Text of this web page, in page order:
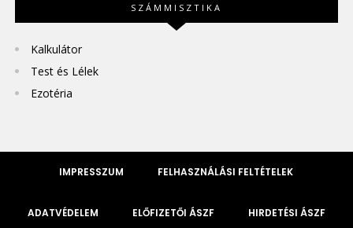
SZÁMMISZTIKA
Kalkulátor
Test és Lélek
Ezotéria
IMPRESSZUM FELHASZNÁLÁSI FELTÉTELEK
ADATVÉDELEM ELŐFIZETŐI ÁSZF HIRDETÉSI ÁSZF